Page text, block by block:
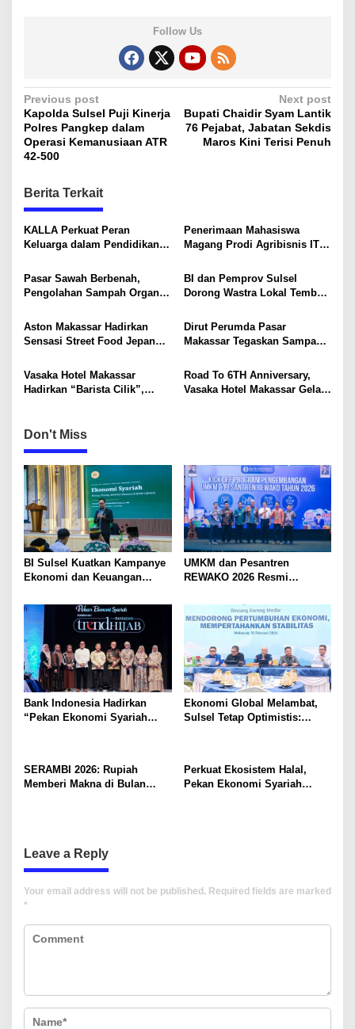
Follow Us
P
o
s
n
a
v
g
a
t
i
o
n
Previous post
Kapolda Sulsel Puji Kinerja
Polres Pangkep dalam
Operasi Kemanusiaan ATR
42-500
Next post
Bupati Chaidir Syam Lantik
76 Pejabat, Jabatan Sekdis
Maros Kini Terisi Penuh
Berita Terkait
KALLA Perkuat Peran
Keluarga dalam Pendidikan
Explorers
Penerimaan Mahasiswa
Magang Prodi Agribisnis ITP
Perkuat Kompetensi Lewat
Program MBKM
Pasar Sawah Berbenah,
Pengolahan Sampah Organik
BI dan Pemprov Sulsel
Dorong Wastra Lokal Tembus
Mancanegara
Aston Makassar Hadirkan
Sensasi Street Food Jepang
Tokyo”, Mulai Rp48 Ribu
Dirut Perumda Pasar
Makassar Tegaskan Sampah
Bukan Dibuang ke TPA
Vasaka Hotel Makassar
Hadirkan “Barista Cilik”,
Road To 6TH Anniversary,
Vasaka Hotel Makassar Gelar
Don't Miss
BI Sulsel Kuatkan Kampanye
Ekonomi dan Keuangan
Trainers Konten Ekonomi dan
Keuangan Syariah
UMKM dan Pesantren
REWAKO 2026 Resmi
Sulsel Dorong Pelaku Usaha
Naik Kelas
Bank Indonesia Hadirkan
“Pekan Ekonomi Syariah
Ekonomi Global Melambat,
Sulsel Tetap Optimistis:
SERAMBI 2026: Rupiah
Memberi Makna di Bulan
Perkuat Ekosistem Halal,
Pekan Ekonomi Syariah
Leave a Reply
Your email address will not be published. Required fields are marked
*